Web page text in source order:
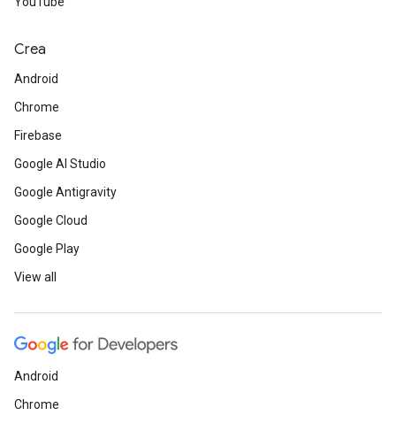
Crea
Android
Chrome
Firebase
Google AI Studio
Google Antigravity
Google Cloud
Google Play
View all
Android
Chrome